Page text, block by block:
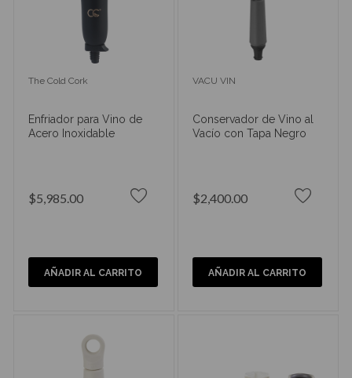
The Cold Cork
Enfriador para Vino de
Acero Inoxidable
$5,985.00
AÑADIR AL CARRITO
VACU VIN
Conservador de Vino al
Vacío con Tapa Negro
$2,400.00
AÑADIR AL CARRITO